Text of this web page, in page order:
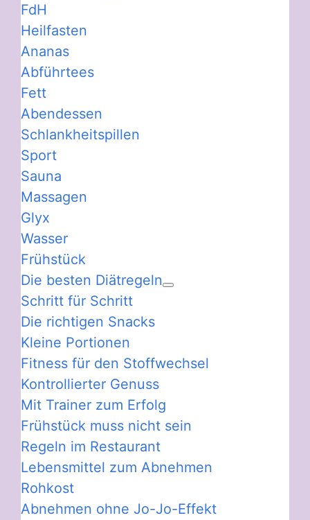
FdH
Heilfasten
Ananas
Abführtees
Fett
Abendessen
Schlankheitspillen
Sport
Sauna
Massagen
Glyx
Wasser
Frühstück
Die besten Diätregeln
Schritt für Schritt
Die richtigen Snacks
Kleine Portionen
Fitness für den Stoffwechsel
Kontrollierter Genuss
Mit Trainer zum Erfolg
Frühstück muss nicht sein
Regeln im Restaurant
Lebensmittel zum Abnehmen
Rohkost
Abnehmen ohne Jo-Jo-Effekt